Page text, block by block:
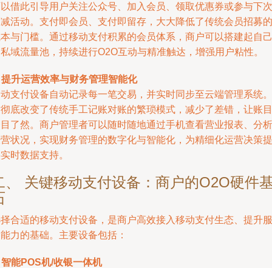
借此引导用户关注公众号、加入会员、领取优惠券或参与下次
活动。支付即会员、支付即留存，大大降低了传统会员招募的
与门槛。通过移动支付积累的会员体系，商户可以搭建起自己
域流量池，持续进行O2O互动与精准触达，增强用户粘性。
提升运营效率与财务管理智能化
支付设备自动记录每一笔交易，并实时同步至云端管理系统。
底改变了传统手工记账对账的繁琐模式，减少了差错，让账目
了然。商户管理者可以随时随地通过手机查看营业报表、分析
状况，实现财务管理的数字化与智能化，为精细化运营决策提
时数据支持。
、 关键移动支付设备：商户的O2O硬件
合适的移动支付设备，是商户高效接入移动支付生态、提升服
力的基础。主要设备包括：
智能POS机/收银一体机